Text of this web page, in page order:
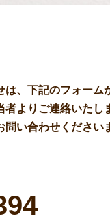
は、下記のフォーム
者よりご連絡いたし
問い合わせください